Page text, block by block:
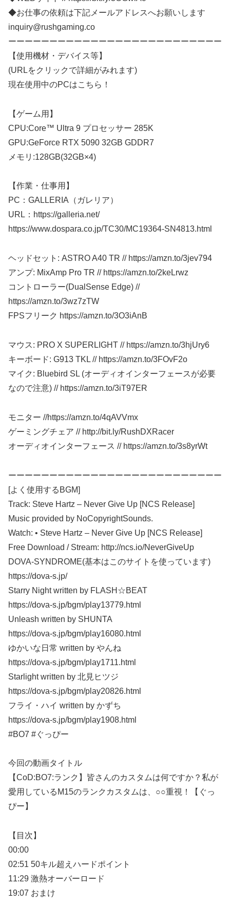
◆お仕事の依頼は下記メールアドレスへお願いします
inquiry@rushgaming.co
ーーーーーーーーーーーーーーーーーーーーーーーーーー
【使用機材・デバイス等】
(URLをクリックで詳細がみれます)
現在使用中のPCはこちら！
【ゲーム用】
CPU:Core™ Ultra 9 プロセッサー 285K
GPU:GeForce RTX 5090 32GB GDDR7
メモリ:128GB(32GB×4)
【作業・仕事用】
PC：GALLERIA（ガレリア）
URL：https://galleria.net/
https://www.dospara.co.jp/TC30/MC19364-SN4813.html
ヘッドセット: ASTRO A40 TR // https://amzn.to/3jev794
アンプ: MixAmp Pro TR // https://amzn.to/2keLrwz
コントローラー(DualSense Edge) //
https://amzn.to/3wz7zTW
FPSフリーク https://amzn.to/3O3iAnB
マウス: PRO X SUPERLIGHT // https://amzn.to/3hjUry6
キーボード: G913 TKL // https://amzn.to/3FOvF2o
マイク: Bluebird SL (オーディオインターフェースが必要
なので注意) // https://amzn.to/3iT97ER
モニター //https://amzn.to/4qAVVmx
ゲーミングチェア // http://bit.ly/RushDXRacer
オーディオインターフェース // https://amzn.to/3s8yrWt
ーーーーーーーーーーーーーーーーーーーーーーーーーー
[よく使用するBGM]
Track: Steve Hartz – Never Give Up [NCS Release]
Music provided by NoCopyrightSounds.
Watch: • Steve Hartz – Never Give Up [NCS Release]
Free Download / Stream: http://ncs.io/NeverGiveUp
DOVA-SYNDROME(基本はこのサイトを使っています)
https://dova-s.jp/
Starry Night written by FLASH☆BEAT
https://dova-s.jp/bgm/play13779.html
Unleash written by SHUNTA
https://dova-s.jp/bgm/play16080.html
ゆかいな日常 written by やんね
https://dova-s.jp/bgm/play1711.html
Starlight written by 北見ヒツジ
https://dova-s.jp/bgm/play20826.html
フライ・ハイ written by かずち
https://dova-s.jp/bgm/play1908.html
#BO7 #ぐっぴー
今回の動画タイトル
【CoD:BO7:ランク】皆さんのカスタムは何ですか？私が
愛用しているM15のランクカスタムは、○○重視！【ぐっ
ぴー】
【目次】
00:00
02:51 50キル超えハードポイント
11:29 激熱オーバーロード
19:07 おまけ